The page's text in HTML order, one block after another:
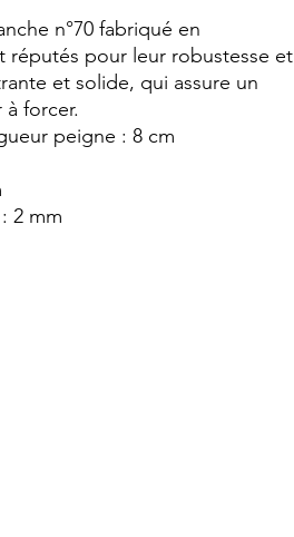
n°70 fabriqué en
réputés pour leur robustesse et
et solide, qui assure un
forcer.
peigne : 8 cm
2 mm